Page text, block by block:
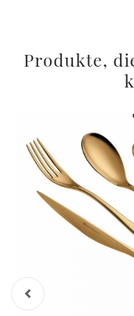
Produkte,